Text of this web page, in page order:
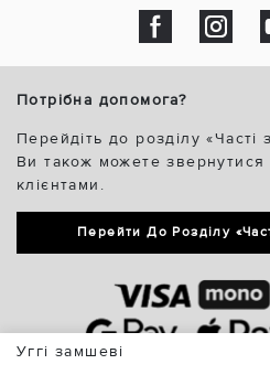
Уггі замшеві
Потрібна допомога?
Перейдіть до розділу «Часті
Ви також можете звернутися
клієнтами.
Перейти До Розділу